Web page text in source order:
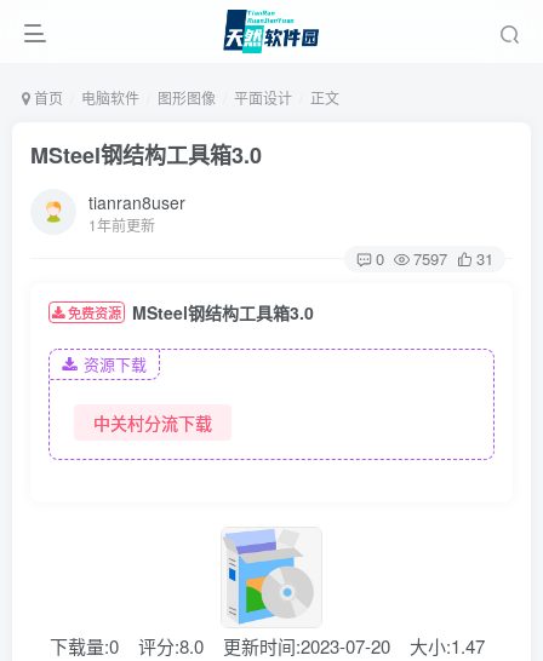
首页 电脑软件 图形图像 平面设计 正文
MSteel钢结构工具箱3.0
tianran8user
1年前更新
0 7597 31
免费资源 MSteel钢结构工具箱3.0
资源下载
中关村分流下载
下载量:0 评分:8.0 更新时间:2023-07-20
大小:1.47